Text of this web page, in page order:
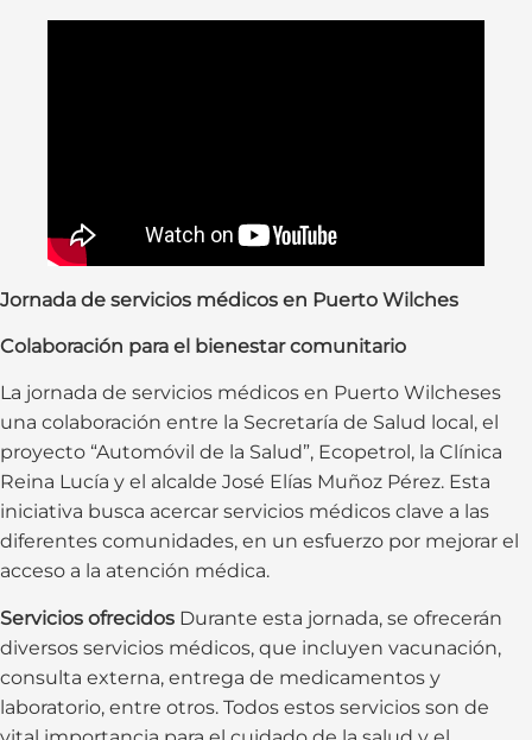
Jornada de servicios médicos en Puerto Wilches
Colaboración para el bienestar comunitario
La jornada de servicios médicos en Puerto Wilcheses
una colaboración entre la Secretaría de Salud local, el
proyecto “Automóvil de la Salud”, Ecopetrol, la Clínica
Reina Lucía y el alcalde José Elías Muñoz Pérez. Esta
iniciativa busca acercar servicios médicos clave a las
diferentes comunidades, en un esfuerzo por mejorar el
acceso a la atención médica.
Servicios ofrecidos Durante esta jornada, se ofrecerán
diversos servicios médicos, que incluyen vacunación,
consulta externa, entrega de medicamentos y
laboratorio, entre otros. Todos estos servicios son de